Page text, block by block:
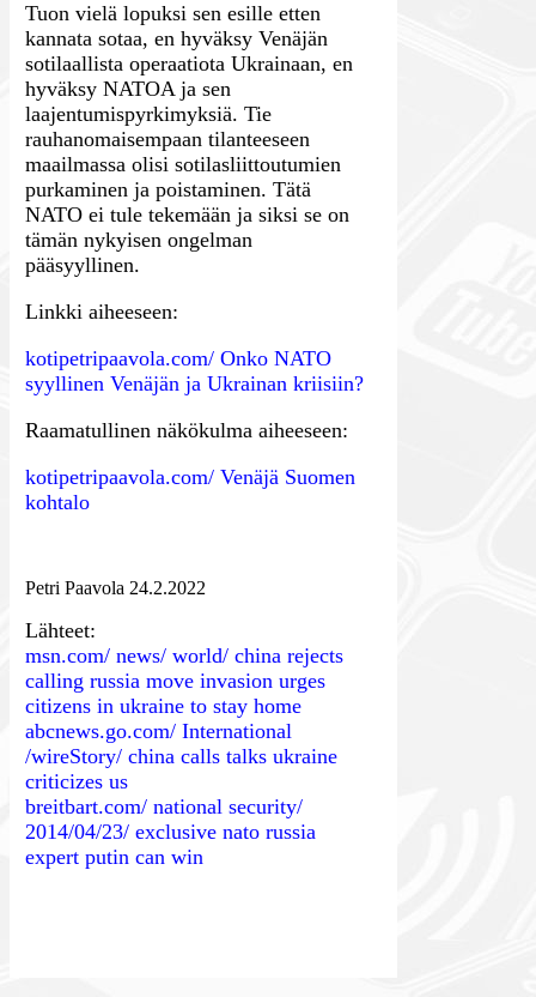
Tuon vielä lopuksi sen esille etten
kannata sotaa, en hyväksy Venäjän
sotilaallista operaatiota Ukrainaan, en
hyväksy NATOA ja sen
laajentumispyrkimyksiä. Tie
rauhanomaisempaan tilanteeseen
maailmassa olisi sotilasliittoutumien
purkaminen ja poistaminen. Tätä
NATO ei tule tekemään ja siksi se on
tämän nykyisen ongelman
pääsyyllinen.
Linkki aiheeseen:
kotipetripaavola.com/ Onko NATO
syyllinen Venäjän ja Ukrainan kriisiin?
Raamatullinen näkökulma aiheeseen:
kotipetripaavola.com/ Venäjä Suomen
kohtalo
Petri Paavola 24.2.2022
Lähteet:
msn.com/ news/ world/ china rejects
calling russia move invasion urges
citizens in ukraine to stay home
abcnews.go.com/ International
/wireStory/ china calls talks ukraine
criticizes us
breitbart.com/ national security/
2014/04/23/ exclusive nato russia
expert putin can win